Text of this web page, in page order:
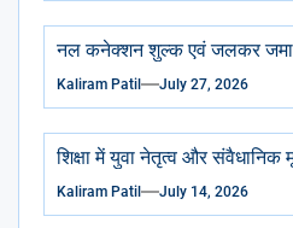
नल कनेक्शन शुल्क एवं जलकर जमा
Kaliram Patil July 27, 2026
शिक्षा में युवा नेतृत्व और संवैधानिक
Kaliram Patil July 14, 2026